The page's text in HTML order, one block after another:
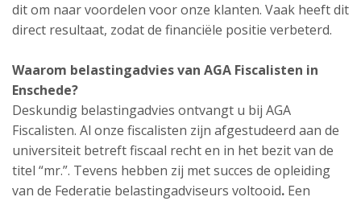
dit om naar voordelen voor onze klanten. Vaak heeft dit
direct resultaat, zodat de financiële positie verbeterd.
Waarom belastingadvies van AGA Fiscalisten in
Enschede?
Deskundig belastingadvies ontvangt u bij AGA
Fiscalisten. Al onze fiscalisten zijn afgestudeerd aan de
universiteit betreft fiscaal recht en in het bezit van de
titel “mr.”. Tevens hebben zij met succes de opleiding
van de Federatie belastingadviseurs voltooid. Een